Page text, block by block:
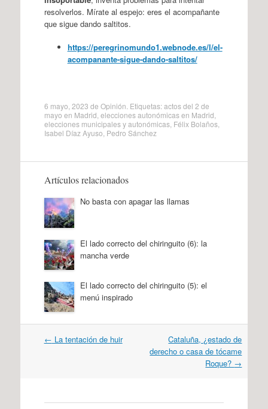
resolverlos. Mírate al espejo: eres el acompañante
que sigue dando saltitos.
https://peregrinomundo1.webnode.es/l/el-
acompanante-sigue-dando-saltitos/
6 mayo, 2023 de Opinión . Etiquetas:actos del 2 de
mayo en Madrid elecciones autonómicas en Madrid
elecciones municipales y autonómicas, Félix Bolaños,
Isabel Díaz Ayuso Pedro Sánchez
Artículos relacionados
No basta con apagar las llamas
El lado correcto del chiringuito (6): la
mancha verde
El lado correcto del chiringuito (5): el
menú inspirado
Navegación
← La tentación de huir
Cataluña, ¿estado de
derecho o casa de tócame
Roque? →